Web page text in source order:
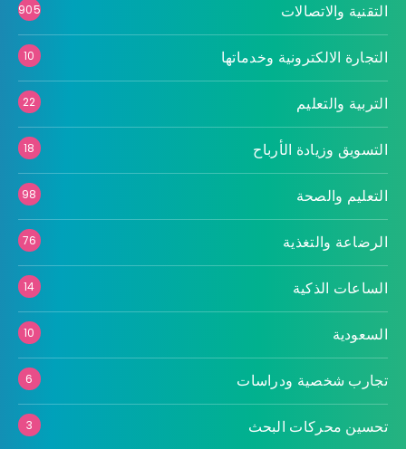
التقنية والاتصالات 905
التجارة الالكترونية وخدماتها 10
التربية والتعليم 22
التسويق وزيادة الأرباح 18
التعليم والصحة 98
الرضاعة والتغذية 76
الساعات الذكية 14
السعودية 10
تجارب شخصية ودراسات 6
تحسين محركات البحث 3